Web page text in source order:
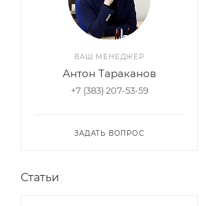
ВАШ МЕНЕДЖЕР
Антон Тараканов
+7 (383) 207-53-59
ЗАДАТЬ ВОПРОС
Статьи